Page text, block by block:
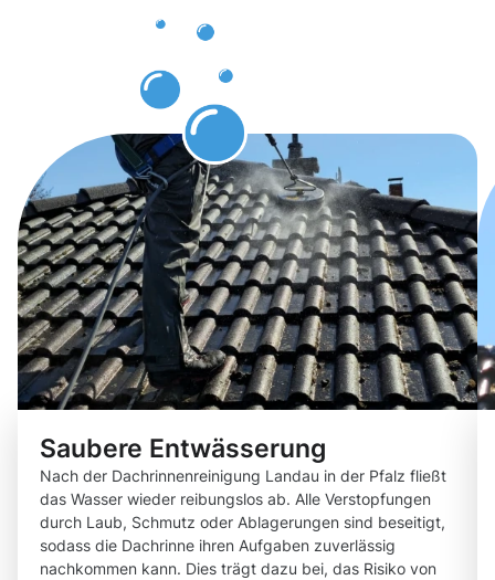
Saubere Entwässerung
Nach der Dachrinnenreinigung Landau in der Pfalz fließt
das Wasser wieder reibungslos ab. Alle Verstopfungen
durch Laub, Schmutz oder Ablagerungen sind beseitigt,
sodass die Dachrinne ihren Aufgaben zuverlässig
nachkommen kann. Dies trägt dazu bei, das Risiko von